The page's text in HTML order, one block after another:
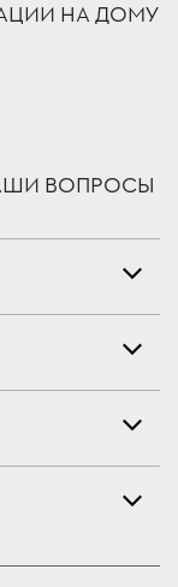
НА ДОМУ
ВОПРОСЫ